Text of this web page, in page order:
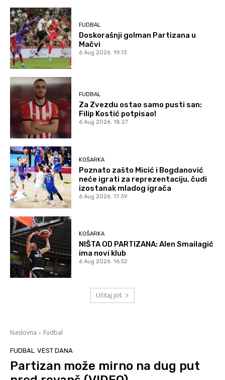
FUDBAL
Doskorašnji golman Partizana u
Mačvi
6 Aug 2026. 19:13
FUDBAL
Za Zvezdu ostao samo pusti san:
Filip Kostić potpisao!
6 Aug 2026. 18:27
KOŠARKA
Poznato zašto Micić i Bogdanović
neće igrati za reprezentaciju, čudi
izostanak mladog igrača
6 Aug 2026. 17:39
KOŠARKA
NIŠTA OD PARTIZANA: Alen Smailagić
ima novi klub
6 Aug 2026. 16:52
Učitaj još